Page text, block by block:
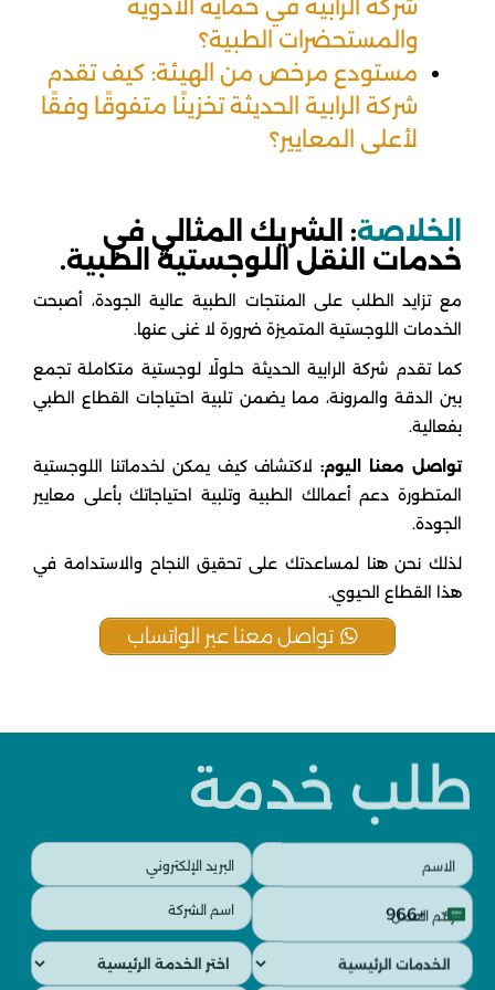
شركة الرابية في حماية الأدوية
والمستحضرات الطبية؟
مستودع مرخص من الهيئة: كيف تقدم
شركة الرابية الحديثة تخزينًا متفوقًا وفقًا
لأعلى المعايير؟
الخلاصة: الشريك المثالي في
خدمات النقل اللوجستية الطبية.
مع تزايد الطلب على المنتجات الطبية عالية الجودة، أصبحت
الخدمات اللوجستية المتميزة ضرورة لا غنى عنها.
كما تقدم شركة الرابية الحديثة حلولًا لوجستية متكاملة تجمع
بين الدقة والمرونة، مما يضمن تلبية احتياجات القطاع الطبي
بفعالية.
تواصل معنا اليوم:لاكتشاف كيف يمكن لخدماتنا اللوجستية
المتطورة دعم أعمالك الطبية وتلبية احتياجاتك بأعلى معايير
الجودة.
لذلك نحن هنا لمساعدتك على تحقيق النجاح والاستدامة في
هذا القطاع الحيوي.
تواصل معنا عبر الواتساب
طلب خدمة
الاسم
(مطلوب)
البريد
الإلكتروني
(مطلوب)
رقم
العمل
(مطلوب)
Saudi
Arabia
+966
اسم
الشركة
(مطلوب)
الخدمات
الرئيسية
الخدمات
الفرعية